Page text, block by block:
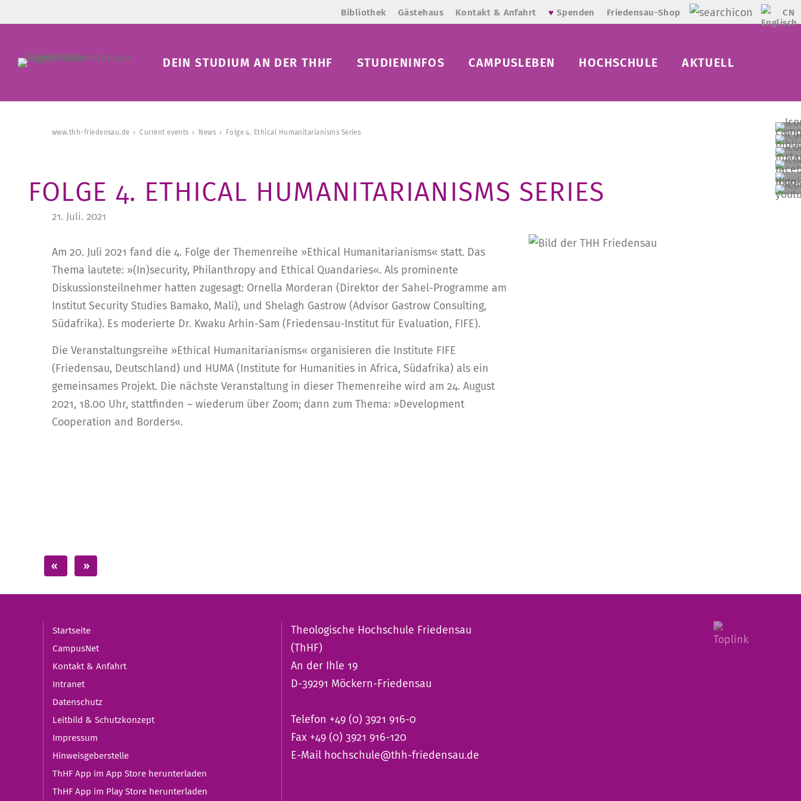
Bibliothek Gästehaus Kontakt & Anfahrt ♥ Spenden Friedensau-Shop CN
DEIN STUDIUM AN DER THHF STUDIENINFOS CAMPUSLEBEN HOCHSCHULE AKTUELL
www.thh-friedensau.de Current events News Folge 4. Ethical Humanitarianisms Series
FOLGE 4. ETHICAL HUMANITARIANISMS SERIES
21. Juli. 2021
Am 20. Juli 2021 fand die 4. Folge der Themenreihe »Ethical Humanitarianisms« statt. Das
Thema lautete: »(In)security, Philanthropy and Ethical Quandaries«. Als prominente
Diskussionsteilnehmer hatten zugesagt: Ornella Morderan (Direktor der Sahel-Programme am
Institut Security Studies Bamako, Mali), und Shelagh Gastrow (Advisor Gastrow Consulting,
Südafrika). Es moderierte Dr. Kwaku Arhin-Sam (Friedensau-Institut für Evaluation, FIFE).
Die Veranstaltungsreihe »Ethical Humanitarianisms« organisieren die Institute FIFE
(Friedensau, Deutschland) und HUMA (Institute for Humanities in Africa, Südafrika) als ein
gemeinsames Projekt. Die nächste Veranstaltung in dieser Themenreihe wird am 24. August
2021, 18.00 Uhr, stattfinden – wiederum über Zoom; dann zum Thema: »Development
Cooperation and Borders«.
Startseite
CampusNet
Kontakt & Anfahrt
Intranet
Datenschutz
Leitbild & Schutzkonzept
Impressum
Hinweisgeberstelle
ThHF App im App Store herunterladen
ThHF App im Play Store herunterladen
Theologische Hochschule Friedensau
(ThHF)
An der Ihle 19
D-39291 Möckern-Friedensau
Telefon +49 (0) 3921 916-0
Fax +49 (0) 3921 916-120
E-Mail hochschule@thh-friedensau.de